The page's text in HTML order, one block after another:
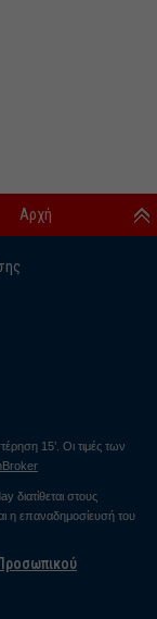
Αρχή
15’. Οι τιμές των
στους
η επαναδημοσίευσή του